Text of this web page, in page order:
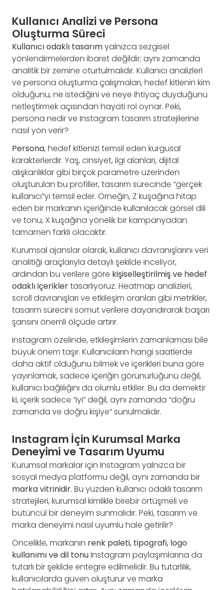
Kullanıcı Analizi ve Persona
Oluşturma Süreci
Kullanıcı odaklı tasarımyalnızca sezgisel
yönlendirmelerden ibaret değildir; aynı zamanda
analitik bir zemine oturtulmalıdır. Kullanıcı analizleri
ve persona oluşturma çalışmaları, hedef kitlenin kim
olduğunu, ne istediğini ve neye ihtiyaç duyduğunu
netleştirmek açısından hayati rol oynar. Peki,
persona nedir ve Instagram tasarım stratejilerine
nasıl yön verir?
Persona, hedef kitlenizi temsil eden kurgusal
karakterlerdir. Yaş, cinsiyet, ilgi alanları, dijital
alışkanlıklar gibi birçok parametre üzerinden
oluşturulan bu profiller, tasarım sürecinde “gerçek
kullanıcı”yı temsil eder. Örneğin, Z kuşağına hitap
eden bir markanın içeriğinde kullanılacak görsel dili
ve tonu, X kuşağına yönelik bir kampanyadan
tamamen farklı olacaktır.
Kurumsal ajanslar olarak, kullanıcı davranışlarını veri
analitiği araçlarıyla detaylı şekilde inceliyor,
ardından bu verilere göre kişiselleştirilmiş ve hedef
odaklı içeriklertasarlıyoruz. Heatmap analizleri,
scroll davranışları ve etkileşim oranları gibi metrikler,
tasarım sürecini somut verilere dayandırarak başarı
şansını önemli ölçüde artırır.
Instagram özelinde, etkileşimlerin zamanlaması bile
büyük önem taşır. Kullanıcıların hangi saatlerde
daha aktif olduğunu bilmek ve içerikleri buna göre
yayınlamak, sadece içeriğin görünürlüğünü değil,
kullanıcı bağlılığını da olumlu etkiler. Bu da demektir
ki, içerik sadece “iyi” değil, aynı zamanda “doğru
zamanda ve doğru kişiye” sunulmalıdır.
Instagram İçin Kurumsal Marka
Deneyimi ve Tasarım Uyumu
Kurumsal markalar için Instagram yalnızca bir
sosyal medya platformu değil, aynı zamanda bir
marka vitrinidir. Bu yüzden kullanıcı odaklı tasarım
stratejileri, kurumsal kimlikle birebir örtüşmeli ve
bütüncül bir deneyim sunmalıdır. Peki, tasarım ve
marka deneyimi nasıl uyumlu hale getirilir?
Öncelikle, markanın renk paleti, tipografi, logo
kullanımı ve dil tonuInstagram paylaşımlarına da
tutarlı bir şekilde entegre edilmelidir. Bu tutarlılık,
kullanıcılarda güven oluşturur ve marka